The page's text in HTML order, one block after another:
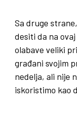
Sa druge
desiti da na
olabave veliki
građani svojim
nedelja, ali nije
iskoristimo kao